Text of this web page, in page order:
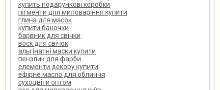
купить подарункові коробки
пігменти для миловаріння купити
глина для масок
купити баночки
барвник для свічки
воск для свічок
альгінатні маски купити
пензлик для фарби
елементи декору купити
ефірне масло для обличчя
сухоцвіти оптом